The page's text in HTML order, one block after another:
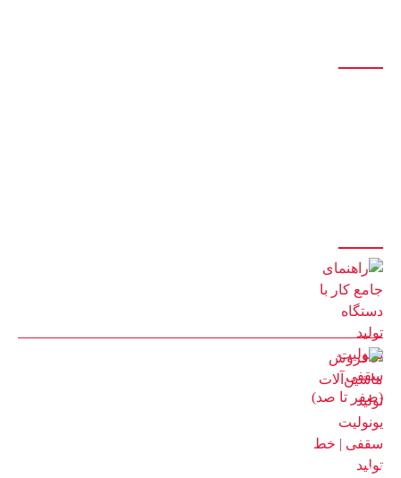
آمار بازدید